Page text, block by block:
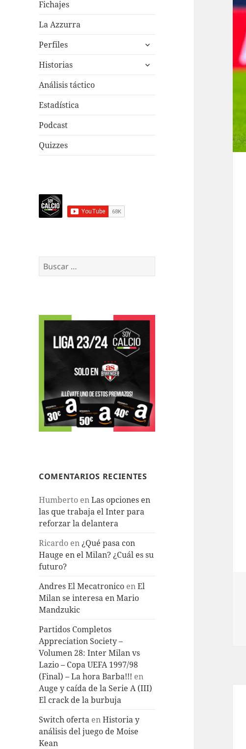
Fichajes
La Azzurra
Perfiles
expande
menú
Historias
expande
Análisis táctico
Estadística
Podcast
Quizzes
Buscar:
COMENTARIOS RECIENTES
Humberto enLas opciones en
las que trabaja el Inter para
reforzar la delantera
Ricardo en¿Qué pasa con
Hauge en el Milan? ¿Cuál es su
futuro?
Andres El Mecatronico enEl
Milan se interesa en Mario
Mandzukic
Partidos Completos
Appreciation Society –
Volumen 28: Inter Milan vs
Lazio – Copa UEFA 1997/98
(Final) – La hora Barba!!! en
Auge y caída de la Serie A (III)
El crack de la burbuja
Switch oferta enHistoria y
análisis del juego de Moise
Kean